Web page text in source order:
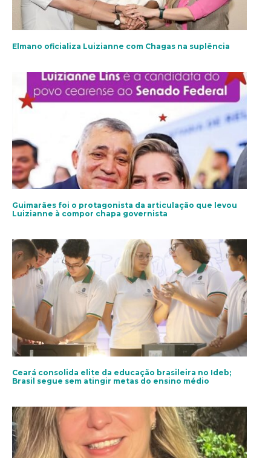
Elmano oficializa Luizianne com Chagas na suplência
Guimarães foi o protagonista da articulação que levou
Luizianne à compor chapa governista
Ceará consolida elite da educação brasileira no Ideb;
Brasil segue sem atingir metas do ensino médio